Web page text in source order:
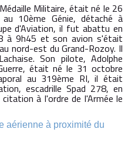
Militaire, était né le 26
10ème Génie, détaché à
d'Aviation, il fut abattu en
à 9h45 et son avion s'était
nord-est du Grand-Rozoy. Il
Son pilote, Adolphe
était né le 31 octobre
au 319ème RI, il était
escadrille Spad 278, en
à l'ordre de l'Armée le
aérienne à proximité du